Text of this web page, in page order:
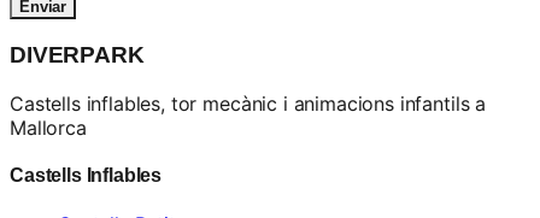
Enviar
DIVERPARK
Castells inflables, tor mecànic i animacions infantils a
Mallorca
Castells Inflables